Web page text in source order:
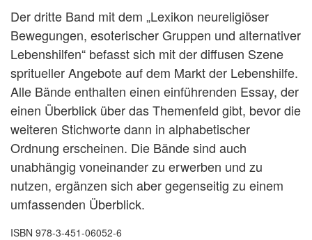
Der dritte Band mit dem „Lexikon neureligiöser
Bewegungen, esoterischer Gruppen und alternativer
Lebenshilfen“ befasst sich mit der diffusen Szene
spritueller Angebote auf dem Markt der Lebenshilfe.
Alle Bände enthalten einen einführenden Essay, der
einen Überblick über das Themenfeld gibt, bevor die
weiteren Stichworte dann in alphabetischer
Ordnung erscheinen. Die Bände sind auch
unabhängig voneinander zu erwerben und zu
nutzen, ergänzen sich aber gegenseitig zu einem
umfassenden Überblick.
ISBN 978-3-451-06052-6